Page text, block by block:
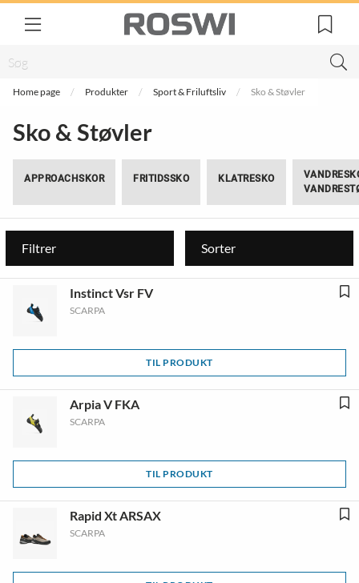
Home page Produkter Sport & Friluftsliv Sko & Støvler
Sko & Støvler
APPROACHSKOR FRITIDSSKO KLATRESKO
Filtrer Sorter
Instinct Vsr FV
SCARPA
TIL PRODUKT
Arpia V FKA
SCARPA
TIL PRODUKT
Rapid Xt ARSAX
SCARPA